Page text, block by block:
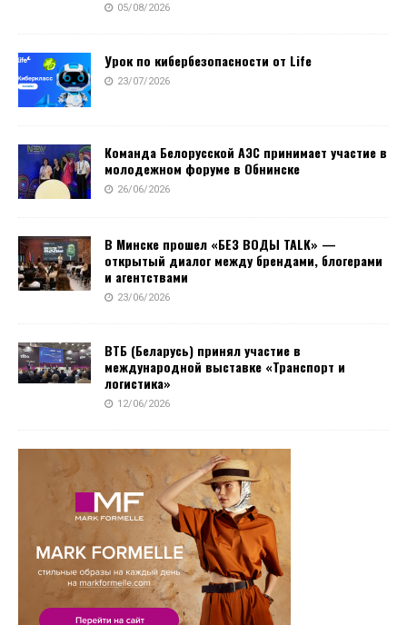
05/08/2026
Урок по кибербезопасности от Life
23/07/2026
Команда Белорусской АЭС принимает участие в
молодежном форуме в Обнинске
26/06/2026
В Минске прошел «БЕЗ ВОДЫ TALK» —
открытый диалог между брендами, блогерами
и агентствами
23/06/2026
ВТБ (Беларусь) принял участие в
международной выставке «Транспорт и
логистика»
12/06/2026